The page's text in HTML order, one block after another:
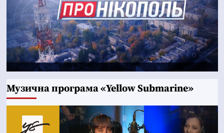
Музична програма «Yellow Submarine»